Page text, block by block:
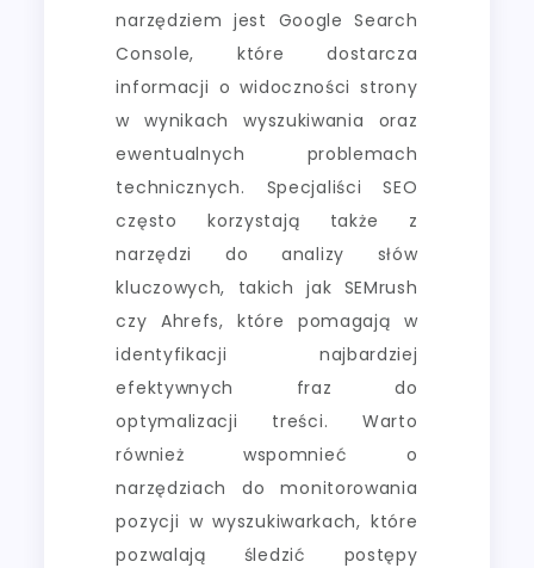
narzędziem jest Google Search
Console, które dostarcza
informacji o widoczności strony
w wynikach wyszukiwania oraz
ewentualnych problemach
technicznych. Specjaliści SEO
często korzystają także z
narzędzi do analizy słów
kluczowych, takich jak SEMrush
czy Ahrefs, które pomagają w
identyfikacji najbardziej
efektywnych fraz do
optymalizacji treści. Warto
również wspomnieć o
narzędziach do monitorowania
pozycji w wyszukiwarkach, które
pozwalają śledzić postępy